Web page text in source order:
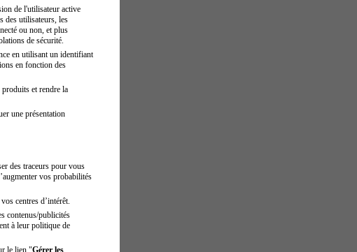
de l'utilisateur active
des utilisateurs, les
ou non, et plus
de sécurité.
en utilisant un identifiant
en fonction des
et rendre la
une présentation
des traceurs pour vous
vos probabilités
centres d’intérêt.
contenus/publicités
à leur politique de
le lien "Gérer les